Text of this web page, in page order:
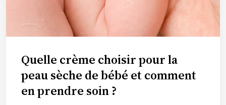
Quelle crème choisir pour la
peau sèche de bébé et comment
en prendre soin ?